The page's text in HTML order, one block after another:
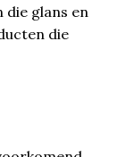
die glans en
die